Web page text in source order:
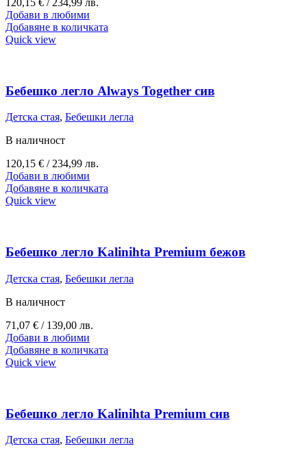
120,15 € / 234,99 лв.
Добави в любими
Добавяне в количката
Quick view
Бебешко легло Always Together сив
Детска стая, Бебешки легла
В наличност
120,15 € / 234,99 лв.
Добави в любими
Добавяне в количката
Quick view
Бебешко легло Kalinihta Premium бежов
Детска стая, Бебешки легла
В наличност
71,07 € / 139,00 лв.
Добави в любими
Добавяне в количката
Quick view
Бебешко легло Kalinihta Premium сив
Детска стая, Бебешки легла